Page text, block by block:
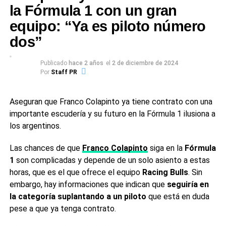
Conmebol ratificó a Argentina y Colombia como
sedes de la Copa América
compañía.
La prioridad pasó a ser la situación del personal
desplazado a la zona.
Según la firma con sede en Milán,
los integrantes del staff presentes en Manama están a
salvo en sus hoteles y yase trabaja en la organización
de su regreso a Italia y al Reino Unido
La cancelación introduce un factor de incertidumbre a
pocas semanas del inicio del campeonato 2026, cuyo
arranque está previsto en Australia. El calendario
contempla un retorno inmediato a Medio Oriente con
elGran Premio de Bahréin del 10 al 12 de abril , seguido
una semana después por la fecha en Arabia Saudita.
Por ahora, el GP de Bahréin se mantiene en el
cronograma, aunque la Federación Internacional del
Automóvil (FIA) monitorea de cerca la evolución del
la Fórmula 1 con un gran
equipo: “Ya es piloto número
dos”
Publicado hace 2 años el 2 de diciembre de 2024
Por Staff PR
Aseguran que Franco Colapinto ya tiene contrato con una
importante escudería y su futuro en la Fórmula 1 ilusiona a
los argentinos.
Las chances de que Franco Colapinto siga en la Fórmula
1 son complicadas y depende de un solo asiento a estas
horas, que es el que ofrece el equipo Racing Bulls. Sin
embargo, hay informaciones que indican que seguiría en
la categoría suplantando a un piloto que está en duda
pese a que ya tenga contrato.